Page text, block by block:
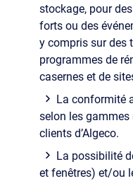
stockage, pour
forts ou des
y compris sur des
programmes de
casernes et de
La conformité
selon les
clients d’Algeco.
La possibilité
et fenêtres) et/ou